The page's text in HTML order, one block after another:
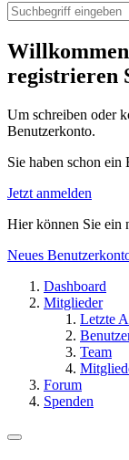
registrieren
Um schreiben oder
Benutzerkonto.
Sie haben schon
Jetzt anmelden
Hier können Sie ein
Neues
Dashboard
Mitglieder
Letzte
Team
Forum
Spenden